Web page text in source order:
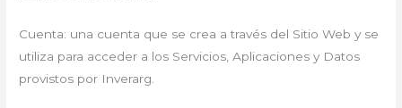
Cuenta: una cuenta que se crea a través del Sitio Web y se
utiliza para acceder a los Servicios, Aplicaciones y Datos
provistos por Inverarg.